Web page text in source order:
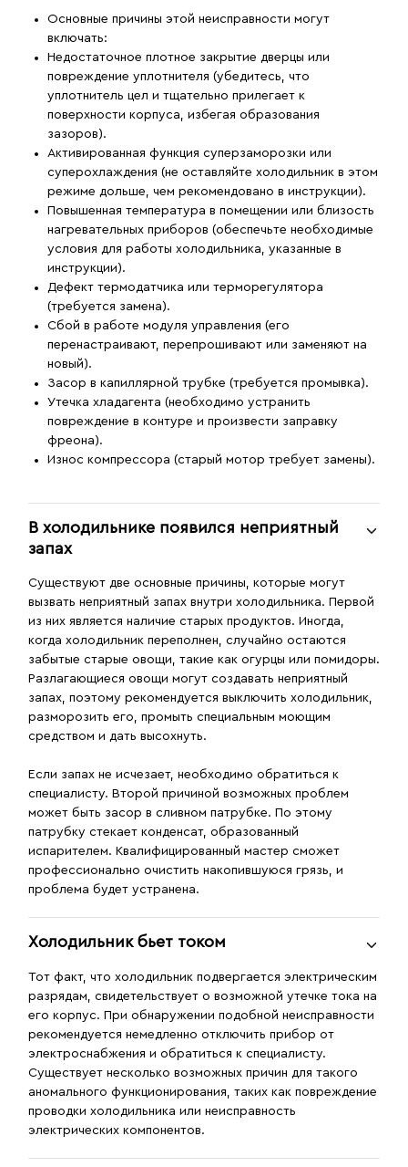
Основные причины этой неисправности могут
включать:
Недостаточное плотное закрытие дверцы или
повреждение уплотнителя (убедитесь, что
уплотнитель цел и тщательно прилегает к
поверхности корпуса, избегая образования
зазоров).
Активированная функция суперзаморозки или
суперохлаждения (не оставляйте холодильник в этом
режиме дольше, чем рекомендовано в инструкции).
Повышенная температура в помещении или близость
нагревательных приборов (обеспечьте необходимые
условия для работы холодильника, указанные в
инструкции).
Дефект термодатчика или терморегулятора
(требуется замена).
Сбой в работе модуля управления (его
перенастраивают, перепрошивают или заменяют на
новый).
Засор в капиллярной трубке (требуется промывка).
Утечка хладагента (необходимо устранить
повреждение в контуре и произвести заправку
фреона).
Износ компрессора (старый мотор требует замены).
В холодильнике появился неприятный
запах
Существуют две основные причины, которые могут
вызвать неприятный запах внутри холодильника. Первой
из них является наличие старых продуктов. Иногда,
когда холодильник переполнен, случайно остаются
забытые старые овощи, такие как огурцы или помидоры.
Разлагающиеся овощи могут создавать неприятный
запах, поэтому рекомендуется выключить холодильник,
разморозить его, промыть специальным моющим
средством и дать высохнуть.
Если запах не исчезает, необходимо обратиться к
специалисту. Второй причиной возможных проблем
может быть засор в сливном патрубке. По этому
патрубку стекает конденсат, образованный
испарителем. Квалифицированный мастер сможет
профессионально очистить накопившуюся грязь, и
проблема будет устранена.
Холодильник бьет током
Тот факт, что холодильник подвергается электрическим
разрядам, свидетельствует о возможной утечке тока на
его корпус. При обнаружении подобной неисправности
рекомендуется немедленно отключить прибор от
электроснабжения и обратиться к специалисту.
Существует несколько возможных причин для такого
аномального функционирования, таких как повреждение
проводки холодильника или неисправность
электрических компонентов.